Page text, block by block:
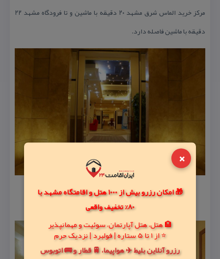
×
🎁 امکان رزرو بیش از 1000 هتل و اقامتگاه مشهد با
80% تخفیف واقعی
🏨 هتل، هتل آپارتمان، سوئیت و مهمانپذیر
⭐ از 1 تا 5 ستاره | فولبرد | نزدیک حرم
رزرو آنلاین بلیط ✈️ هواپیما، 🚆 قطار و 🚌 اتوبوس
مركز خرید الماس شرق مشهد ۲۰ دقیقه با ماشین و تا فرودگاه مشهد ۲۲
دقیقه با ماشین فاصله دارد.